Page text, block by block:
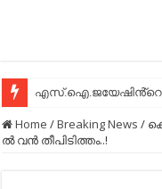
എസ്.ഐ.ജയേഷിൻ്റെ
Home /Breaking News /
ല്‍ വന്‍ തീ​പി​ടി​ത്തം..!